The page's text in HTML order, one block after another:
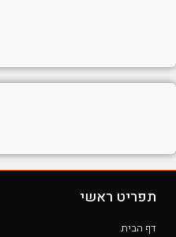
תפריט ראשי
דף הבית